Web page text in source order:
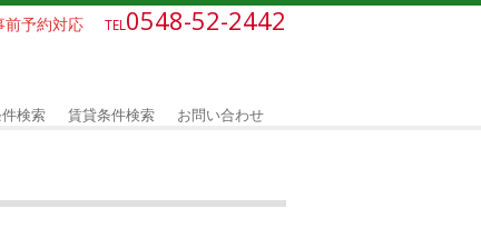
予約対応 TEL0548-52-2442
検索 賃貸条件検索 お問い合わせ